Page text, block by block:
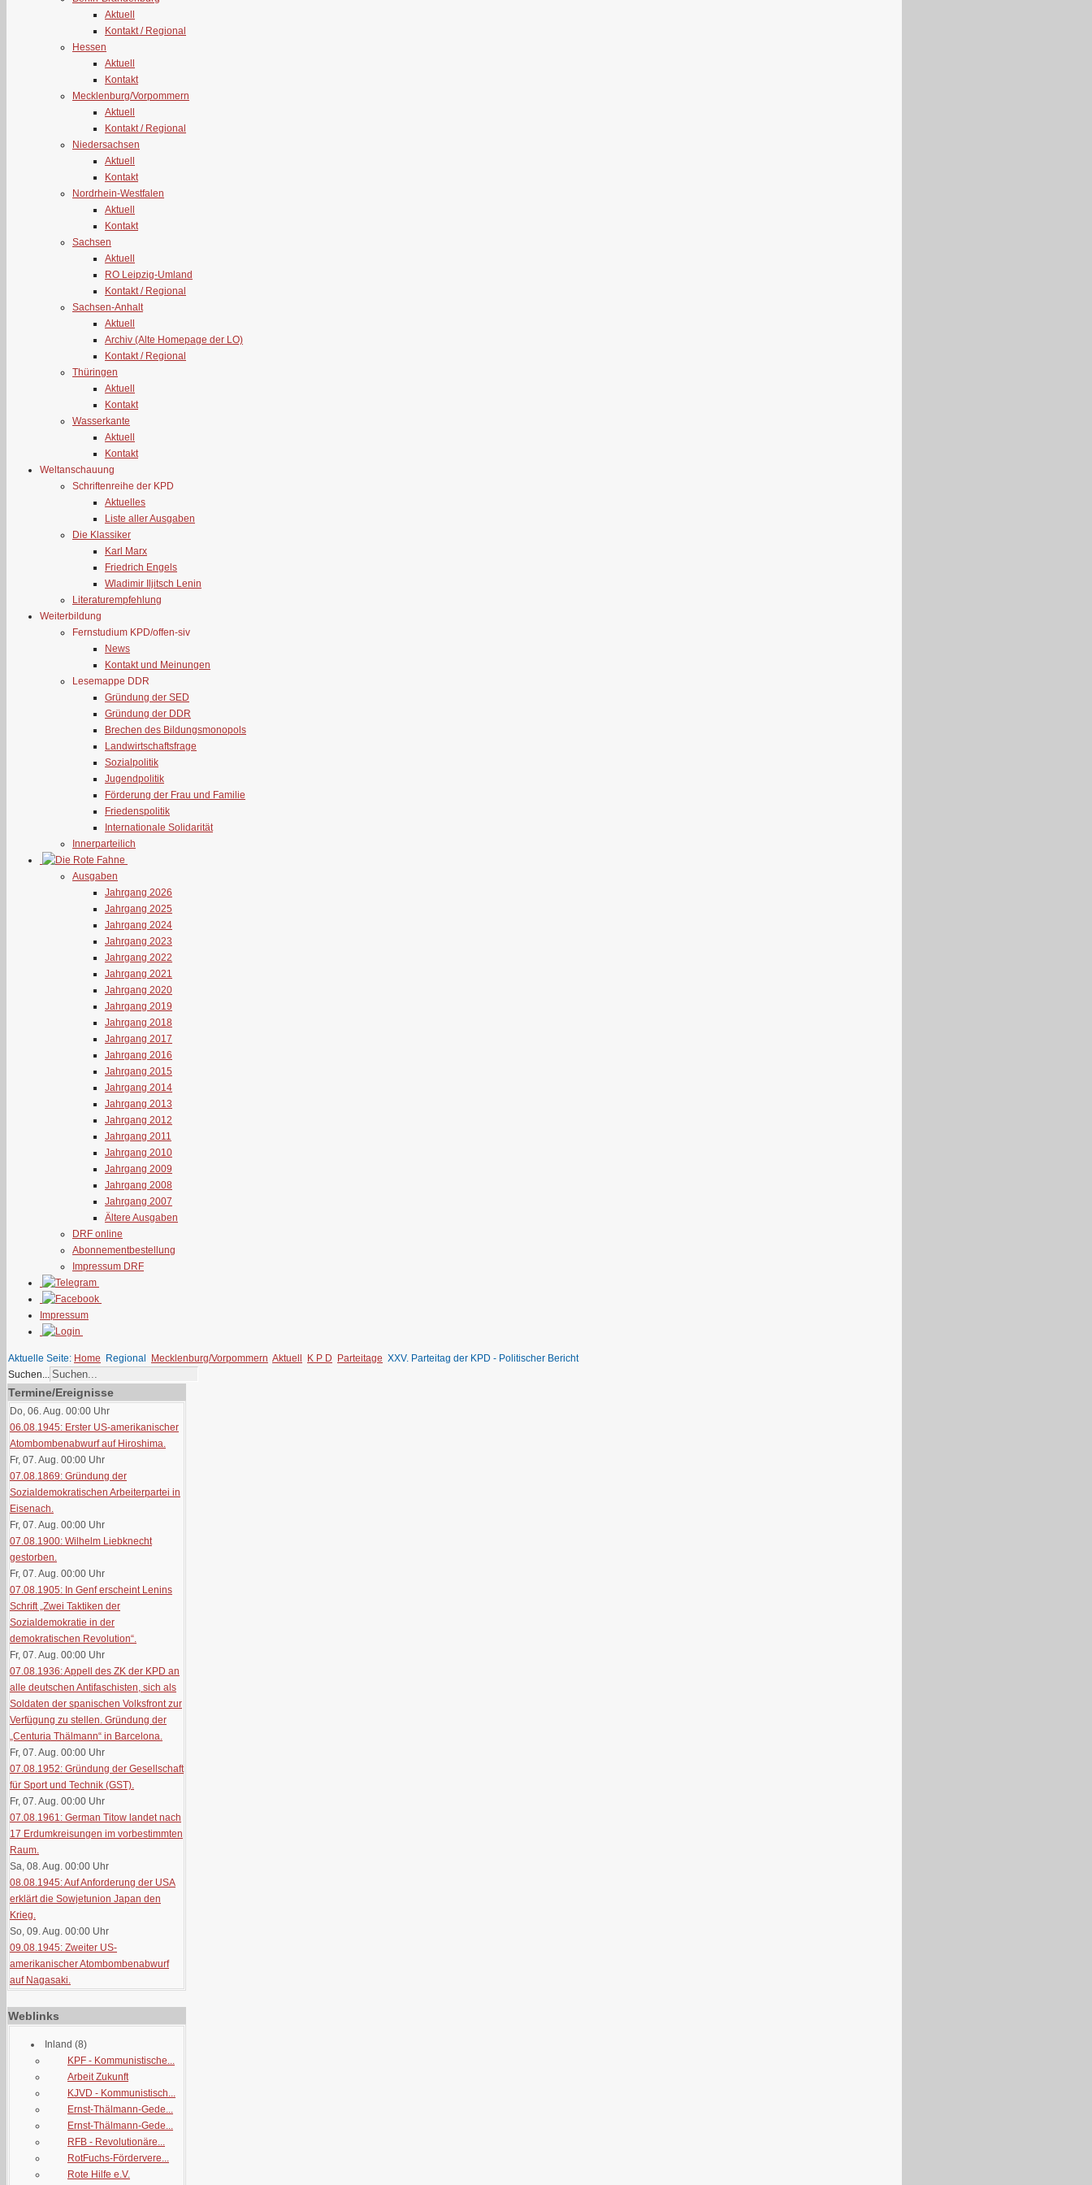
Aktuell
Kontakt / Regional
Hessen
Aktuell
Kontakt
Mecklenburg/Vorpommern
Aktuell
Kontakt / Regional
Niedersachsen
Aktuell
Kontakt
Nordrhein-Westfalen
Aktuell
Kontakt
Sachsen
Aktuell
RO Leipzig-Umland
Kontakt / Regional
Sachsen-Anhalt
Aktuell
Archiv (Alte Homepage der LO)
Kontakt / Regional
Thüringen
Aktuell
Kontakt
Wasserkante
Aktuell
Kontakt
Weltanschauung
Schriftenreihe der KPD
Aktuelles
Liste aller Ausgaben
Die Klassiker
Karl Marx
Friedrich Engels
Wladimir Iljitsch Lenin
Literaturempfehlung
Weiterbildung
Fernstudium KPD/offen-siv
News
Kontakt und Meinungen
Lesemappe DDR
Gründung der SED
Gründung der DDR
Brechen des Bildungsmonopols
Landwirtschaftsfrage
Sozialpolitik
Jugendpolitik
Förderung der Frau und Familie
Friedenspolitik
Internationale Solidarität
Innerparteilich
Ausgaben
Jahrgang 2026
Jahrgang 2025
Jahrgang 2024
Jahrgang 2023
Jahrgang 2022
Jahrgang 2021
Jahrgang 2020
Jahrgang 2019
Jahrgang 2018
Jahrgang 2017
Jahrgang 2016
Jahrgang 2015
Jahrgang 2014
Jahrgang 2013
Jahrgang 2012
Jahrgang 2011
Jahrgang 2010
Jahrgang 2009
Jahrgang 2008
Jahrgang 2007
Ältere Ausgaben
DRF online
Abonnementbestellung
Impressum DRF
Impressum
Aktuelle Seite: Home Regional Mecklenburg/Vorpommern Aktuell K P D Parteitage XXV. Parteitag der KPD - Politischer Bericht
Suchen...
Termine/Ereignisse
Do, 06. Aug. 00:00 Uhr
06.08.1945: Erster US-amerikanischer
Atombombenabwurf auf Hiroshima.
Fr, 07. Aug. 00:00 Uhr
07.08.1869: Gründung der
Sozialdemokratischen Arbeiterpartei in
Eisenach.
Fr, 07. Aug. 00:00 Uhr
07.08.1900: Wilhelm Liebknecht
gestorben.
Fr, 07. Aug. 00:00 Uhr
07.08.1905: In Genf erscheint Lenins
Schrift „Zwei Taktiken der
Sozialdemokratie in der
demokratischen Revolution“.
Fr, 07. Aug. 00:00 Uhr
07.08.1936: Appell des ZK der KPD an
alle deutschen Antifaschisten, sich als
Soldaten der spanischen Volksfront zur
Verfügung zu stellen. Gründung der
„Centuria Thälmann“ in Barcelona.
Fr, 07. Aug. 00:00 Uhr
07.08.1952: Gründung der Gesellschaft
für Sport und Technik (GST).
Fr, 07. Aug. 00:00 Uhr
07.08.1961: German Titow landet nach
17 Erdumkreisungen im vorbestimmten
Raum.
Sa, 08. Aug. 00:00 Uhr
08.08.1945: Auf Anforderung der USA
erklärt die Sowjetunion Japan den
Krieg.
So, 09. Aug. 00:00 Uhr
09.08.1945: Zweiter US-
amerikanischer Atombombenabwurf
auf Nagasaki.
Weblinks
Inland (8)
KPF - Kommunistische...
Arbeit Zukunft
KJVD - Kommunistisch...
Ernst-Thälmann-Gede...
Ernst-Thälmann-Gede...
RFB - Revolutionäre...
RotFuchs-Fördervere...
Rote Hilfe e.V.